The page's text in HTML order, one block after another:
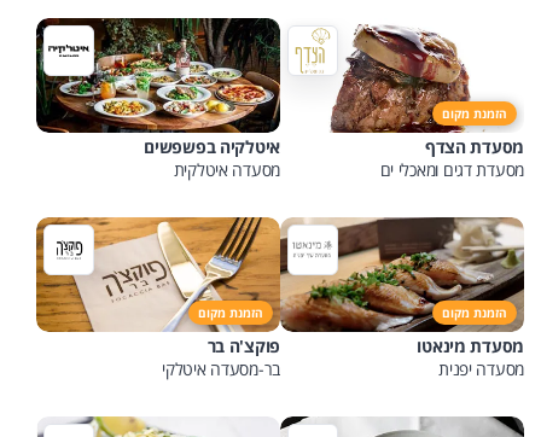
הזמנת מקום
מסעדת הצדף
מסעדת דגים ומאכלי ים
איטלקיה בפשפשים
מסעדה איטלקית
הזמנת מקום
מסעדת מינאטו
מסעדה יפנית
הזמנת מקום
פוקצ'ה בר
בר-מסעדה איטלקי